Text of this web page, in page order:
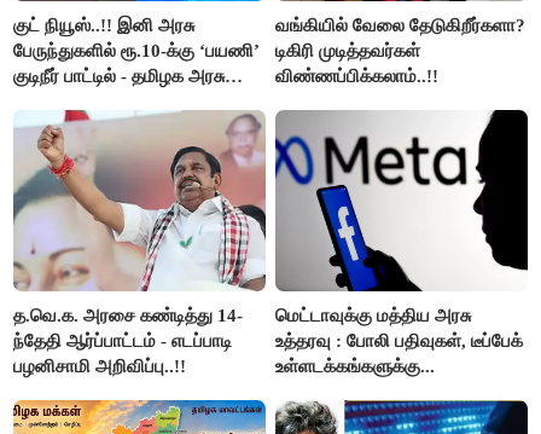
குட் நியூஸ்..!! இனி அரசு
பேருந்துகளில் ரூ.10-க்கு ‘பயணி’
குடிநீர் பாட்டில் - தமிழக அரசு
வங்கியில் வேலை தேடுகிறீர்களா?
டிகிரி முடித்தவர்கள்
விண்ணப்பிக்கலாம்..!!
த.வெ.க. அரசை கண்டித்து 14-
ந்தேதி ஆர்ப்பாட்டம் - எடப்பாடி
பழனிசாமி அறிவிப்பு..!!
மெட்டாவுக்கு மத்திய அரசு
உத்தரவு : போலி பதிவுகள், டீப்பேக்
உள்ளடக்கங்களுக்கு...